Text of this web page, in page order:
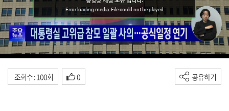
조회수 : 100회 0 공유하기